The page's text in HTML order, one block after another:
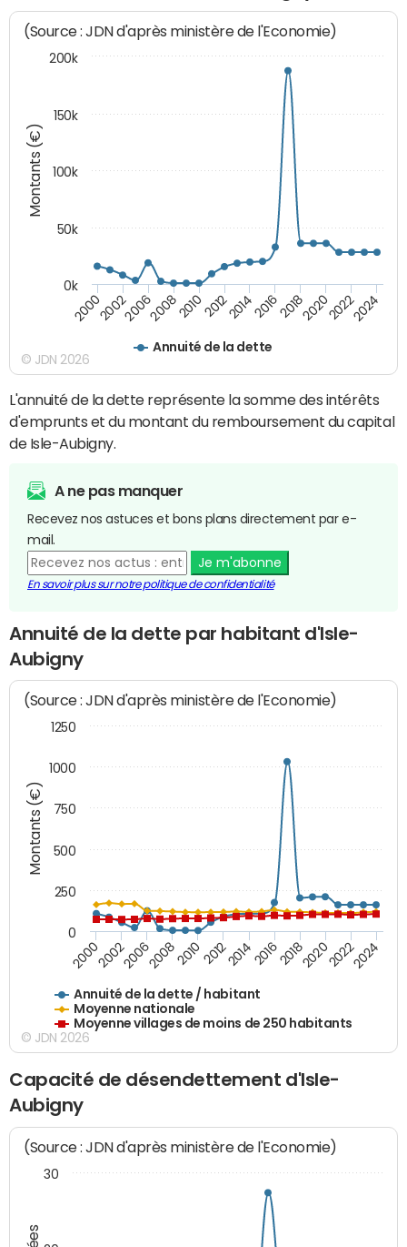
Montants (€)
(Source : JDN d'après ministère de l'Economie)
Annuité de la dette
200020022006200820102012201420162018202020222024
0k
50k
100k
150k
200k
© JDN 2026
L'annuité de la dette représente la somme des intérêts
d'emprunts et du montant du remboursement du capital
de Isle-Aubigny.
A ne pas manquer
Recevez nos astuces et bons plans directement par e-
mail.
Je m'abonne
En savoir plus sur notre politique de confidentialité
Annuité de la dette par habitant d'Isle-
Aubigny
Montants (€)
(Source : JDN d'après ministère de l'Economie)
Annuité de la dette / habitant
Moyenne nationale
Moyenne villages de moins de 250 habitants
200020022006200820102012201420162018202020222024
0
250
500
750
1000
1250
© JDN 2026
Capacité de désendettement d'Isle-
Aubigny
(Source : JDN d'après ministère de l'Economie)
30